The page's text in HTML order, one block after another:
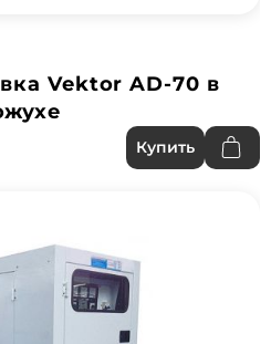
Vektor AD-70 в
Купить